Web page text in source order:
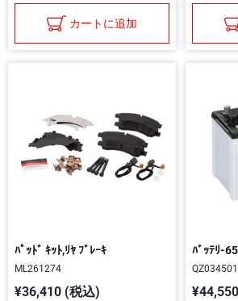
カートに追加
ﾊﾟｯﾄﾞ ｷｯﾄ,ﾘﾔ ﾌﾞﾚｰｷ
ML261274
¥36,410 (税込)
ﾊﾞｯﾃﾘ-
QZ034501